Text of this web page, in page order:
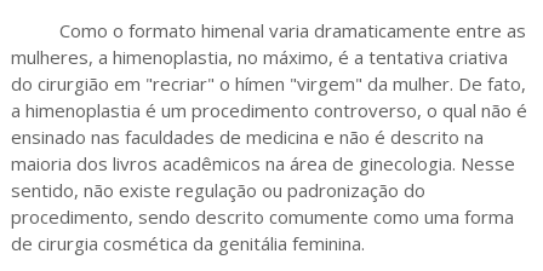
Como o formato himenal varia dramaticamente entre as
mulheres, a himenoplastia, no máximo, é a tentativa criativa
do cirurgião em "recriar" o hímen "virgem" da mulher. De fato,
a himenoplastia é um procedimento controverso, o qual não é
ensinado nas faculdades de medicina e não é descrito na
maioria dos livros acadêmicos na área de ginecologia. Nesse
sentido, não existe regulação ou padronização do
procedimento, sendo descrito comumente como uma forma
de cirurgia cosmética da genitália feminina.